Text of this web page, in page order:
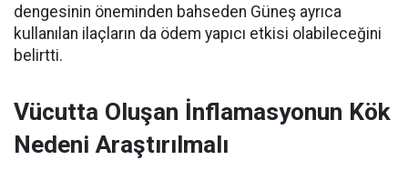
dengesinin öneminden bahseden Güneş ayrıca
kullanılan ilaçların da ödem yapıcı etkisi olabileceğini
belirtti.
Vücutta Oluşan İnflamasyonun Kök
Nedeni Araştırılmalı